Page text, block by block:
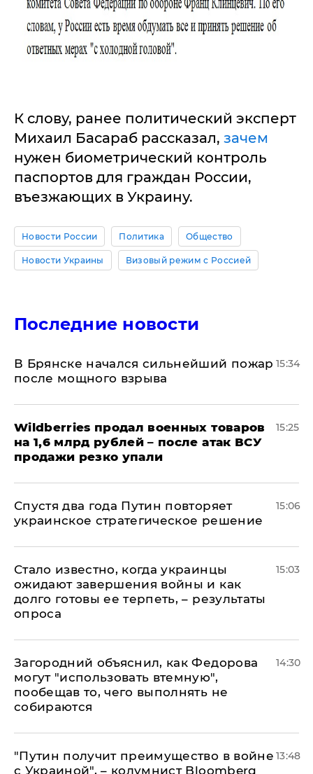
К слову, ранее политический эксперт
Михаил Басараб рассказал, зачем
нужен биометрический контроль
паспортов для граждан России,
въезжающих в Украину.
Новости России Политика Общество
Новости Украины Визовый режим с Россией
Последние новости
В Брянске начался сильнейший пожар
после мощного взрыва
15:34
​Wildberries продал военных товаров
на 1,6 млрд рублей – после атак ВСУ
продажи резко упали
15:25
Спустя два года Путин повторяет
украинское стратегическое решение
15:06
Стало известно, когда украинцы
ожидают завершения войны и как
долго готовы ее терпеть, – результаты
опроса
15:03
Загородний объяснил, как Федорова
могут "использовать втемную",
пообещав то, чего выполнять не
собираются
14:30
"Путин получит преимущество в войне
с Украиной", – колумнист Bloomberg
13:48